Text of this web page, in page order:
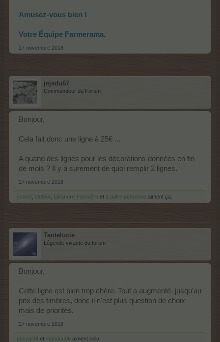
Amusez-vous bien !
Votre Équipe Farmerama.
27 novembre 2018
jejedu67
Commandeur du Forum
Bonjour,
Cela fait donc une ligne à 25€ ...
A quand des lignes pour les décorations données en fin
de mois ? Il y a surement de quoi remplir 2 lignes.
27 novembre 2018
yseurt clo854 Eléanore-Fermière et 1 autre personne aiment ça.
Tantelucie
Légende vivante du forum
Bonjour,
Cette ligne est bien trop chère. Tout a augmenté, jusqu'au
prix des timbres, donc il n'est plus question de choix
mais de priorités.
27 novembre 2018
pasyjy54 et mandou06 aiment cela.